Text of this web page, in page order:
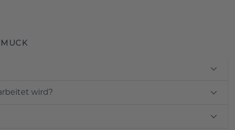
wird?